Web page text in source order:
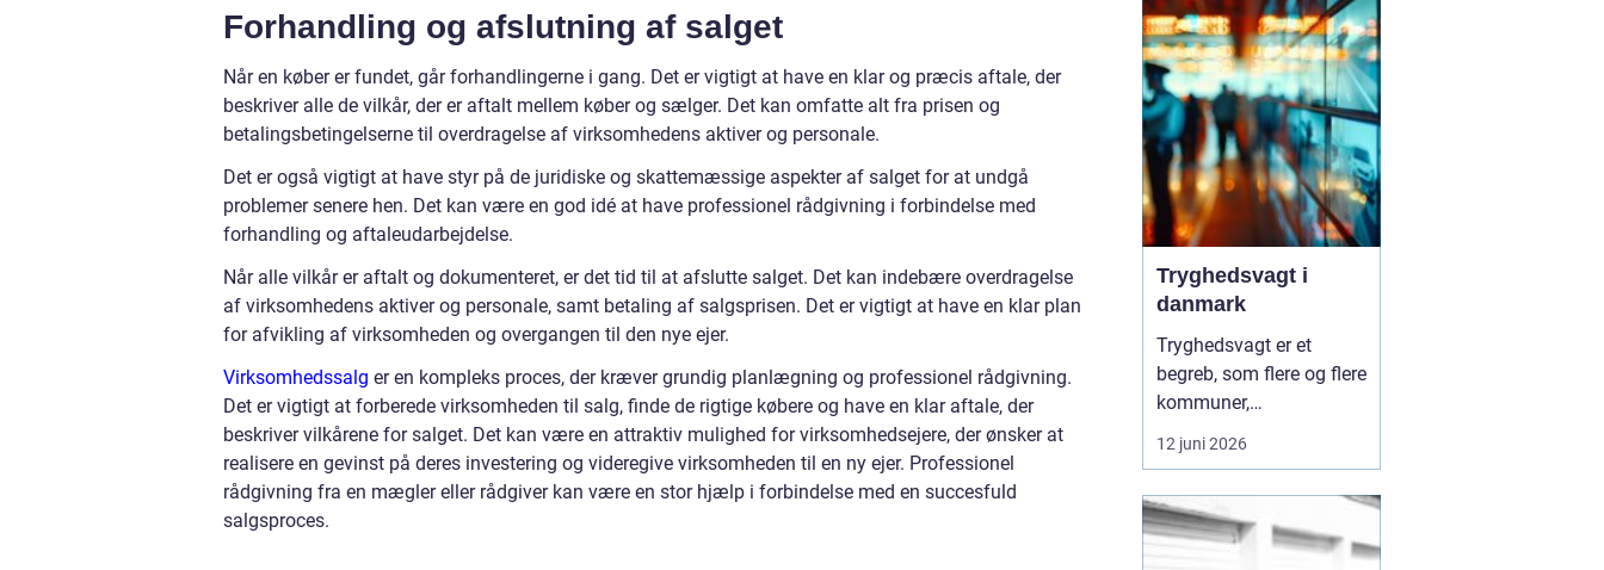
Forhandling og afslutning af salget
Når en køber er fundet, går forhandlingerne i gang. Det er vigtigt at have en klar og præcis aftale, der
beskriver alle de vilkår, der er aftalt mellem køber og sælger. Det kan omfatte alt fra prisen og
betalingsbetingelserne til overdragelse af virksomhedens aktiver og personale.
Det er også vigtigt at have styr på de juridiske og skattemæssige aspekter af salget for at undgå
problemer senere hen. Det kan være en god idé at have professionel rådgivning i forbindelse med
forhandling og aftaleudarbejdelse.
Når alle vilkår er aftalt og dokumenteret, er det tid til at afslutte salget. Det kan indebære overdragelse
af virksomhedens aktiver og personale, samt betaling af salgsprisen. Det er vigtigt at have en klar plan
for afvikling af virksomheden og overgangen til den nye ejer.
Virksomhedssalg er en kompleks proces, der kræver grundig planlægning og professionel rådgivning.
Det er vigtigt at forberede virksomheden til salg, finde de rigtige købere og have en klar aftale, der
beskriver vilkårene for salget. Det kan være en attraktiv mulighed for virksomhedsejere, der ønsker at
realisere en gevinst på deres investering og videregive virksomheden til en ny ejer. Professionel
rådgivning fra en mægler eller rådgiver kan være en stor hjælp i forbindelse med en succesfuld
salgsproces.
den som reklame, der
næsten ikke kan undgås
at blive set.
Kombinationen af f...
Tryghedsvagt i
danmark
Tryghedsvagt er et
begreb, som flere og flere
kommuner,
boligforeninger og
private aktører arbejder
mere ro i hverdagen.
Tryghedsvagten
12 juni 2026